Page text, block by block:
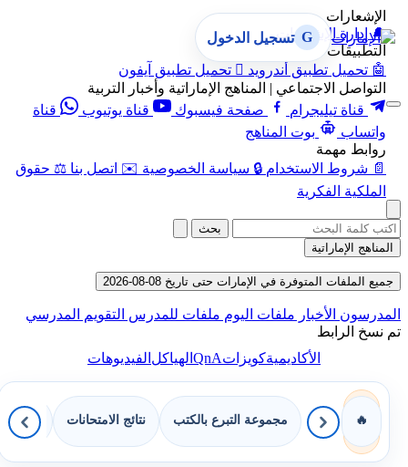
الإشعارات
🔔 إدارة الإشعارات
التطبيقات
🤖 تحميل تطبيق أندرويد  تحميل تطبيق آيفون
التواصل الاجتماعي | المناهج الإماراتية وأخبار التربية
قناة تيليجرام
صفحة فيسبوك قناة يوتيوب
قناة
واتساب
بوت المناهج
روابط مهمة
📄 شروط الاستخدام 🔒 سياسة الخصوصية ✉️ اتصل بنا ⚖️ حقوق
الملكية الفكرية
G تسجيل الدخول
بحث
المناهج الإماراتية
جميع الملفات المتوفرة في الإمارات حتى تاريخ 08-08-2026
المدرسون الأخبار ملفات اليوم ملفات للمدرس التقويم المدرسي
تم نسخ الرابط
الأكاديميةكويزاتQnAالهياكلالفيديوهات
🔥 مجموعة التبرع بالكتب نتائج الامتحانات